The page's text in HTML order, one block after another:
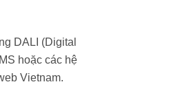
DALI (Digital
hoặc các hệ
Vietnam.